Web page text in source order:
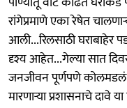
रांगेप्रमाणे एका रेषेत
आली...रिलसाठी घराबाहेर
दृश्य आहेत...गेल्या सात
जनजीवन पूर्णपणे कोलमडलं.
मारणाऱ्या प्रशासनाचे दावे